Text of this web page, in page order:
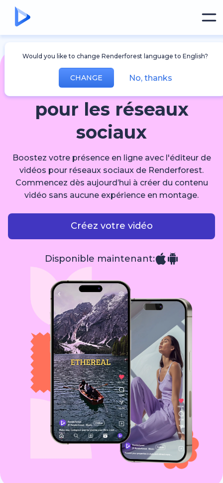
Would you like to change Renderforest language to English?
CHANGE No, thanks
Éditeur de vidéos
pour les réseaux
sociaux
Boostez votre présence en ligne avec l'éditeur de
vidéos pour réseaux sociaux de Renderforest.
Commencez dès aujourd’hui à créer du contenu
vidéo sans aucune expérience en montage.
Créez votre vidéo
Disponible maintenant: